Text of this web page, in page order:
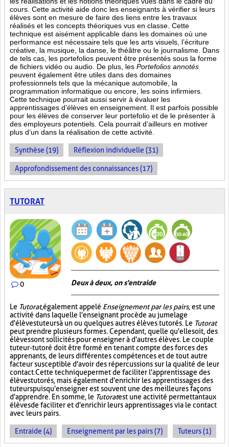
cours. Cette activité aide donc les enseignants à vérifier si leurs
élèves sont en mesure de faire des liens entre les travaux
réalisés et les concepts théoriques vus en classe. Cette
technique est aisément applicable dans les domaines où une
performance est nécessaire tels que les arts visuels, l’écriture
créative, la musique, la danse, le théâtre ou le journalisme. Dans
de tels cas, les portefolios peuvent être présentés sous la forme
de fichiers vidéo ou audio. De plus, les Portefolios annotés
peuvent également être utiles dans des domaines
professionnels tels que la mécanique automobile, la
programmation informatique ou encore, les soins infirmiers.
Cette technique pourrait aussi servir à évaluer les
apprentissages d’élèves en enseignement. Il est parfois possible
pour les élèves de conserver leur portefolio et de le présenter à
des employeurs potentiels. Cela pourrait d’ailleurs en motiver
plus d’un dans la réalisation de cette activité.
Synthèse (19) Réflexion individuelle (31)
Approfondissement des connaissances (17)
TUTORAT
0 Deux à deux, on s'entraide
Le Tutorat, également appelé Enseignement par les pairs, est une
activité dans laquelle l'enseignant procède au jumelage
d'élèves tuteurs à un ou quelques autres élèves tutorés. Le Tutorat
peut prendre plusieurs formes. Cependant, quelle qu'elle soit, des
élèves sont sollicités pour enseigner à d'autres élèves. Le couple
tuteur-tutoré doit être formé en tenant compte des forces des
apprenants, de leurs différentes compétences et de tout autre
facteur susceptible d'avoir des répercussions sur la qualité de leur
contact. Cette technique permet de faciliter l'apprentissage des
élèves tutorés, mais également d'enrichir les apprentissages des
tuteurs puisqu'enseigner est souvent une des meilleures façons
d'apprendre. En somme, le Tutoratest une activité permettant aux
élèves de faciliter et d'enrichir leurs apprentissages via le contact
avec leurs pairs.
Entraide (4) Enseignement par les pairs (7) Tuteurs (1)